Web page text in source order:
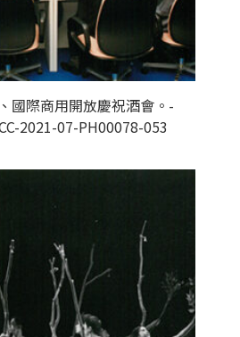
國際商用開放慶祝酒會。-
2021-07-PH00078-053